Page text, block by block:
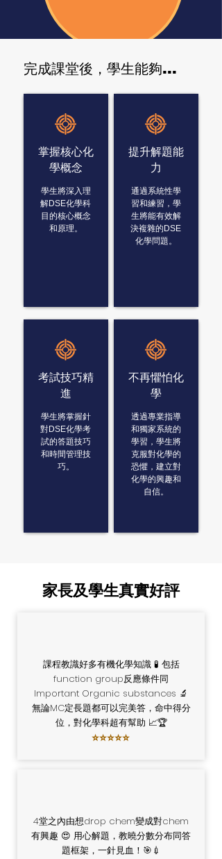
​完成課堂後，學生能夠...
掌握核心化
學概念
學生將深入理
解DSE化學科
目的核心概念
和原理。
考試技巧精
進
學生將掌握針
對DSE化學考
試的答題技巧
和時間管理技
巧。
提升解題能
力
通過系統性學
習和練習，學
生將能有效解
決複雜的DSE
化學問題。
不再懼怕化
學
透過專業指導
和獨家系統的
學習，學生將
克服對化學的
恐懼，建立對
化學的興趣和
自信。
​家長及學生真實好評
課程教識好多有機化學知識 🧪 包括
function group反應條件同
Important Organic substances 🔬
無論MC定長題都可以完美答，命中得分
位，對化學科超有幫助 📈🏆
⭐⭐⭐⭐⭐
4堂之內由想drop chem變成對chem
有興趣 😍 用心解題，教曉分數分布同答
題框架，一針見血！🎯💉